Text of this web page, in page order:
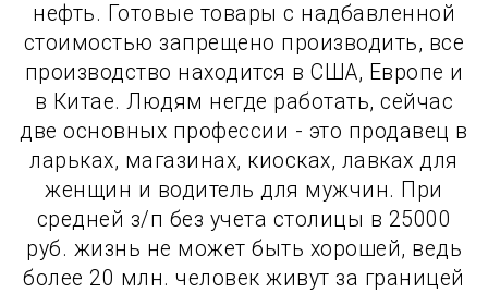
нефть. Готовые товары с надбавленной
стоимостью запрещено производить, все
производство находится в США, Европе и
в Китае. Людям негде работать, сейчас
две основных профессии - это продавец в
ларьках, магазинах, киосках, лавках для
женщин и водитель для мужчин. При
средней з/п без учета столицы в 25000
руб. жизнь не может быть хорошей, ведь
более 20 млн. человек живут за границей